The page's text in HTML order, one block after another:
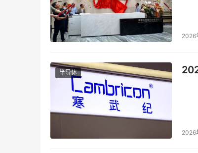
GooseFS数据加速服务，提升数据预处理
腾讯云如何将数据快速导入，从全球范
点看两个，一个是GooseFS-Cache，
们管它叫GooseFS能力集，以前的
2026
半导体
2026